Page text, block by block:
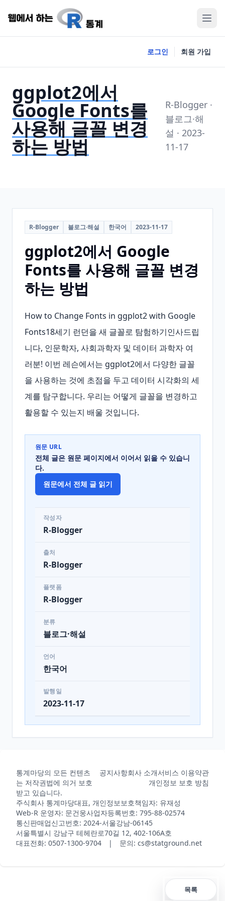
로그인 회원 가입
ggplot2에서
Google Fonts를
사용해 글꼴 변경
하는 방법
R-Blogger ·
블로그·해
설 · 2023-
11-17
R-Blogger 블로그·해설 한국어 2023-11-17
ggplot2에서 Google
Fonts를 사용해 글꼴 변경
하는 방법
How to Change Fonts in ggplot2 with Google
Fonts18세기 런던을 새 글꼴로 탐험하기인사드립
니다, 인문학자, 사회과학자 및 데이터 과학자 여
러분! 이번 레슨에서는 ggplot2에서 다양한 글꼴
을 사용하는 것에 초점을 두고 데이터 시각화의 세
계를 탐구합니다. 우리는 어떻게 글꼴을 변경하고
활용할 수 있는지 배울 것입니다.
원문 URL
전체 글은 원문 페이지에서 이어서 읽을 수 있습니
다.
원문에서 전체 글 읽기
작성자
R-Blogger
출처
R-Blogger
플랫폼
R-Blogger
분류
블로그·해설
언어
한국어
발행일
2023-11-17
통계마당의 모든 컨텐츠
는 저작권법에 의거 보호
받고 있습니다.
공지사항회사 소개서비스 이용약관
개인정보 보호 방침
주식회사 통계마당대표, 개인정보보호책임자: 유재성
Web-R 운영자: 문건웅사업자등록번호: 795-88-02574
통신판매업신고번호: 2024-서울강남-06145
서울특별시 강남구 테헤란로70길 12, 402-106A호
대표전화: 0507-1300-9704 | 문의: cs@statground.net
목록